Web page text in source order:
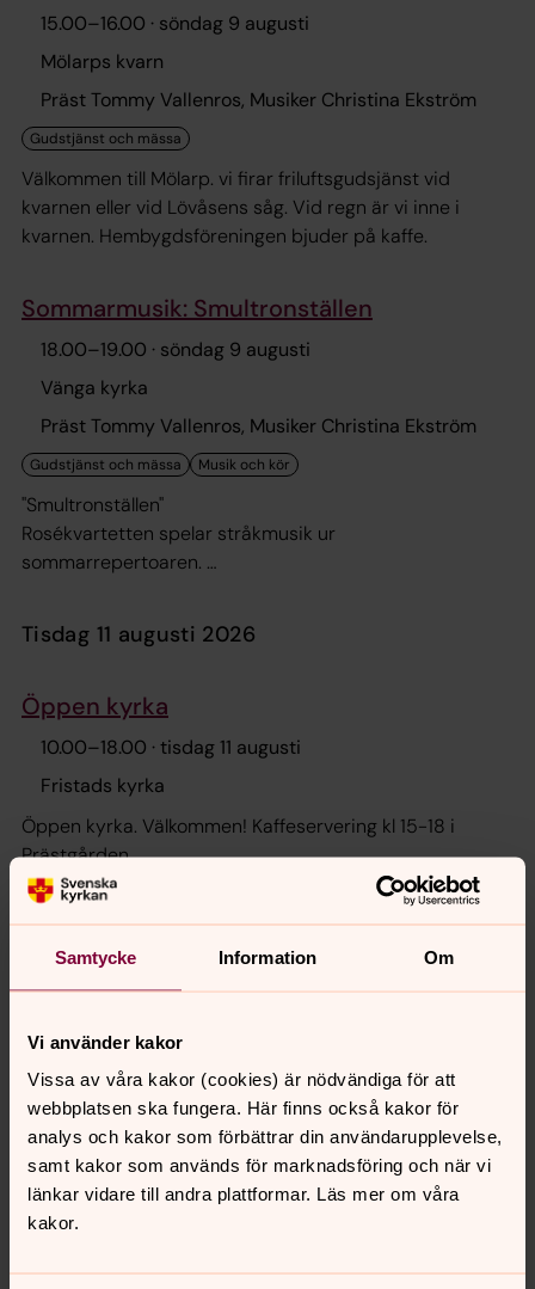
Samtycke Information Om
Vi använder kakor
Vissa av våra kakor (cookies) är nödvändiga för att
webbplatsen ska fungera. Här finns också kakor för
analys och kakor som förbättrar din användarupplevelse,
samt kakor som används för marknadsföring och när vi
länkar vidare till andra plattformar. Läs mer om våra
kakor.
15.00–16.00 · söndag 9 augusti
Mölarps kvarn
Präst Tommy Vallenros, Musiker Christina Ekström
Välkommen till Mölarp. vi firar friluftsgudsjänst vid
kvarnen eller vid Lövåsens såg. Vid regn är vi inne i
kvarnen. Hembygdsföreningen bjuder på kaffe.
Sommarmusik: Smultronställen
18.00–19.00 · söndag 9 augusti
Vänga kyrka
Präst Tommy Vallenros, Musiker Christina Ekström
"Smultronställen"
Rosékvartetten spelar stråkmusik ur
sommarrepertoaren.
tisdag 11 augusti 2026
Öppen kyrka
10.00–18.00 · tisdag 11 augusti
Fristads kyrka
Öppen kyrka. Välkommen! Kaffeservering kl 15-18 i
Prästgården.
Tisdagar i Prästgården och Skapartisdag
15.00–18.00
· tisdag 11 augusti
Ansvarig Therese Karlsson, Ansvarig Ulrika Lindgren
Mötesplats med gemenskap för alla åldrar!
Prästgården är öppen varje tisdag kl. 15-18. Här kan man
umgås, fika, hitta på aktiviteter tillsammans. Diakon finns
på plats och erbjuder stöd av olika slag. Just denna
tisdag finns också möjlighet att gjuta i betong. Ingen
föranmälan. Material finns till självkostnadspris
söndag 16 augusti 2026